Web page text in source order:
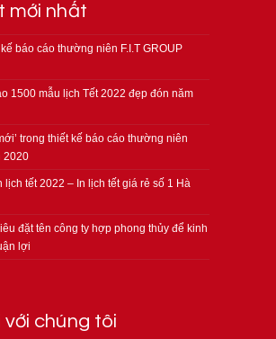
mới nhất
báo cáo thường niên F.I.T GROUP
1500 mẫu lịch Tết 2022 đẹp đón năm
trong thiết kế báo cáo thường niên
2020
lịch tết 2022 – In lịch tết giá rẻ số 1 Hà
đặt tên công ty hợp phong thủy để kinh
lợi
với chúng tôi